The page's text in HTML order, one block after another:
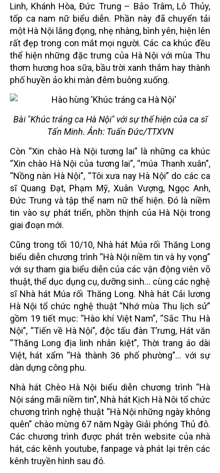
Linh, Khánh Hòa, Đức Trung – Bảo Trâm, Lô Thủy,
tốp ca nam nữ biểu diễn. Phần này đã chuyển tải
một Hà Nội lắng đọng, nhẹ nhàng, bình yên, hiện lên
rất đẹp trong con mắt mọi người. Các ca khúc đều
thể hiện những đặc trưng của Hà Nội với mùa Thu
thơm hương hoa sữa, bầu trời xanh thắm hay thành
phố huyền ảo khi màn đêm buông xuống.
Bài "Khúc tráng ca Hà Nội" với sự thể hiện của ca sĩ
Tấn Minh. Ảnh: Tuấn Đức/TTXVN
Còn “Xin chào Hà Nội tương lai” là những ca khúc
“Xin chào Hà Nội của tương lai”, “múa Thanh xuân”,
“Nồng nàn Hà Nội”, “Tôi xưa nay Hà Nội” do các ca
sĩ Quang Đạt, Phạm Mỹ, Xuân Vượng, Ngọc Anh,
Đức Trung và tập thể nam nữ thể hiện. Đó là niềm
tin vào sự phát triển, phồn thịnh của Hà Nội trong
giai đoạn mới.
Cũng trong tối 10/10, Nhà hát Múa rối Thăng Long
biểu diễn chương trình “Hà Nội niềm tin và hy vọng”
với sự tham gia biểu diễn của các vận động viên võ
thuật, thể dục dụng cụ, dưỡng sinh... cùng các nghệ
sĩ Nhà hát Múa rối Thăng Long. Nhà hát Cải lương
Hà Nội tổ chức nghệ thuật “Nhớ mùa Thu lịch sử”
gồm 19 tiết mục: “Hào khí Việt Nam”, “Sắc Thu Hà
Nội”, “Tiến về Hà Nội”, độc tấu đàn T’rưng, Hát văn
“Thăng Long địa linh nhân kiệt”, Thời trang áo dài
Việt, hát xẩm “Hà thành 36 phố phường”… với sự
dàn dựng công phu.
Nhà hát Chèo Hà Nội biểu diễn chương trình “Hà
Nội sáng mãi niềm tin”, Nhà hát Kịch Hà Nôi tổ chức
chương trình nghệ thuật “Hà Nội những ngày không
quên” chào mừng 67 năm Ngày Giải phóng Thủ đô.
Các chương trình được phát trên website của nhà
hát, các kênh youtube, fanpage và phát lại trên các
kênh truyền hình sau đó.